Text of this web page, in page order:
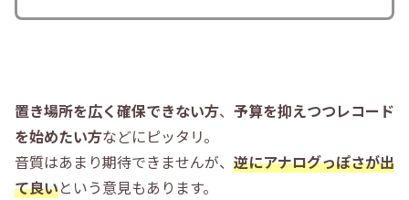
置き場所を広く確保できない方、 予算を抑えつつレコード
を始めたい方などにピッタリ。
音質はあまり期待できませんが、 逆にアナログっぽさが出
て良いという意見もあります。